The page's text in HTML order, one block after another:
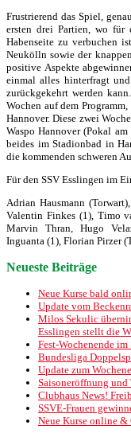
Frustrierend das Spiel,
ersten drei Partien, wo für
Habenseite zu verbuchen
Neukölln sowie der
positive Aspekte
einmal alles hinterfragt
zurückgekehrt werden
Wochen auf dem
Hannover. Diese zwei
Waspo Hannover (Pokal
beides im Stadionbad in
die kommenden schweren
Für den SSV Esslingen im
Adrian Hausmann
Valentin Finkes (1), Timo
Marvin Thran, Hugo
Inguanta (1), Florian Pirzer
Neueste Beiträge
Neue Kurse bald
Update vom
Milos Sekulic
Esslingen stellt die
Fest-Wochenende im
Bundesliga
Update zum
Saisoneröffnung und
Clubhaus News!
SSVE-Frauen
Neue Kurse online &